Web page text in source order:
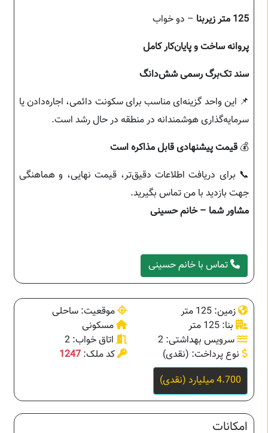
125 متر زیربنا
– دو خواب
پروانه ساخت و پایان‌کار کامل
سند تک‌برگ رسمی شش‌دانگ
📌 این واحد گزینه‌ای مناسب برای سکونت دائمی، اجاره‌دادن یا
سرمایه‌گذاری هوشمندانه در منطقه در حال رشد است.
💰 قیمت پیشنهادی قابل مذاکره است
📞 برای دریافت اطلاعات دقیق‌تر، قیمت نهایی، و هماهنگی
جهت بازدید با من تماس بگیرید.
مشاور شما – خانم حسینی
تماس با خانم حسینی
زمین: 125 متر
موقعیت: ساحلی
بنا: 125 متر
مسکونی
سرویس بهداشتی: 2
اتاق خواب: 2
نوع پرداخت: (نقدی)
کد ملک: 1247
4.700 میلیارد (نقدی)
امکانات